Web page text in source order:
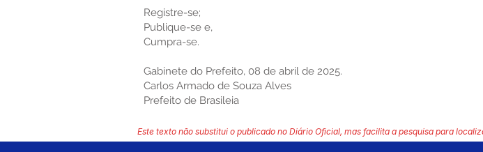
Registre-se;
Publique-se e,
Cumpra-se.
Gabinete do Prefeito, 08 de abril de 2025.
Carlos Armado de Souza Alves
Prefeito de Brasileia
Este texto não substitui o publicado no Diário Oficial, mas facilita a pesquisa para